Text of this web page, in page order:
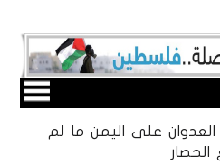
العدوان على اليمن ما لم